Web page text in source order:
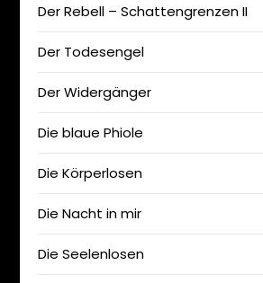
Der Rebell – Schattengrenzen II
Der Todesengel
Der Widergänger
Die blaue Phiole
Die Körperlosen
Die Nacht in mir
Die Seelenlosen